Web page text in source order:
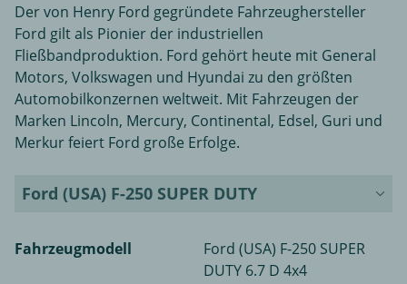
Der von Henry Ford gegründete Fahrzeughersteller
Ford gilt als Pionier der industriellen
Fließbandproduktion. Ford gehört heute mit General
Motors, Volkswagen und Hyundai zu den größten
Automobilkonzernen weltweit. Mit Fahrzeugen der
Marken Lincoln, Mercury, Continental, Edsel, Guri und
Merkur feiert Ford große Erfolge.
Ford (USA) F-250 SUPER DUTY
Fahrzeugmodell
Ford (USA) F-250 SUPER
DUTY 6.7 D 4x4